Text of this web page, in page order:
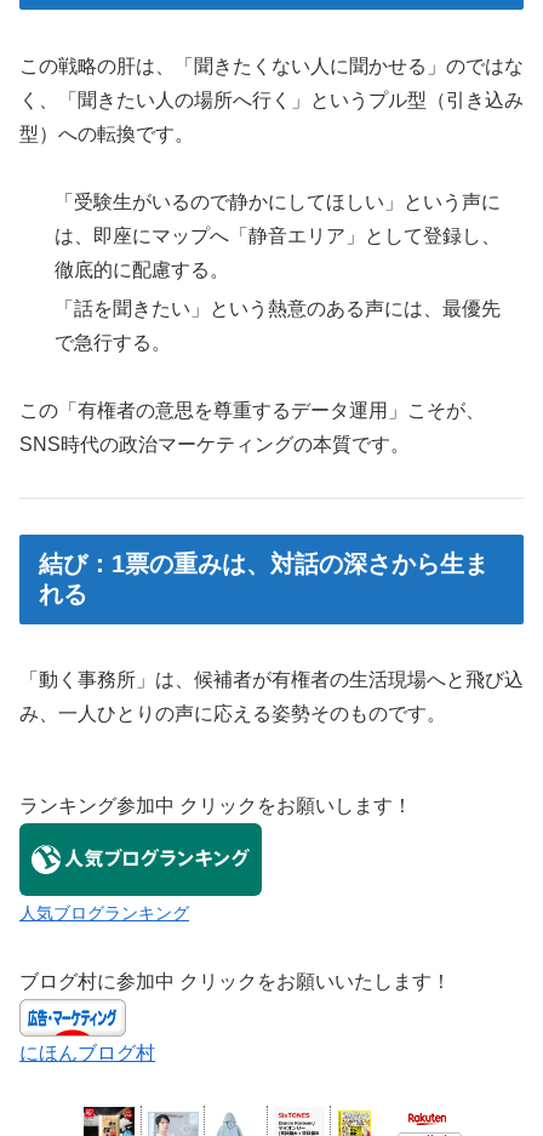
この戦略の肝は、「聞きたくない人に聞かせる」のではな
く、「聞きたい人の場所へ行く」というプル型（引き込み
型）への転換です。
「受験生がいるので静かにしてほしい」という声に
は、即座にマップへ「静音エリア」として登録し、
徹底的に配慮する。
「話を聞きたい」という熱意のある声には、最優先
で急行する。
この「有権者の意思を尊重するデータ運用」こそが、
SNS時代の政治マーケティングの本質です。
結び：1票の重みは、対話の深さから生ま
れる
「動く事務所」は、候補者が有権者の生活現場へと飛び込
み、一人ひとりの声に応える姿勢そのものです。
ランキング参加中 クリックをお願いします！
人気ブログランキング
ブログ村に参加中 クリックをお願いいたします！
にほんブログ村